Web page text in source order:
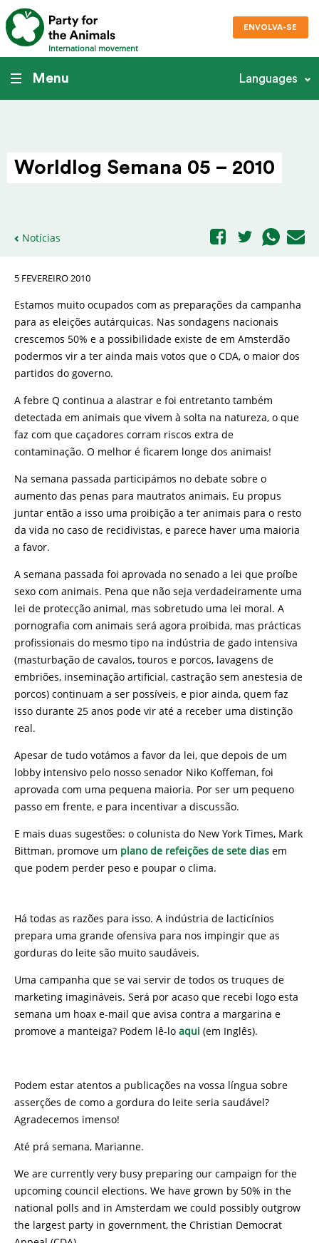
International movement
ENVOLVA-SE
Menu Languages
Worldlog Semana 05 – 2010
Notícias
5 FEVEREIRO 2010
Estamos muito ocupados com as preparações da campanha
para as eleições autárquicas. Nas sondagens nacionais
crescemos 50% e a possibilidade existe de em Amsterdão
podermos vir a ter ainda mais votos que o CDA, o maior dos
partidos do governo.
A febre Q continua a alastrar e foi entretanto também
detectada em animais que vivem à solta na natureza, o que
faz com que caçadores corram riscos extra de
contaminação. O melhor é ficarem longe dos animais!
Na semana passada participámos no debate sobre o
aumento das penas para mautratos animais. Eu propus
juntar então a isso uma proibição a ter animais para o resto
da vida no caso de recidivistas, e parece haver uma maioria
a favor.
A semana passada foi aprovada no senado a lei que proíbe
sexo com animais. Pena que não seja verdadeiramente uma
lei de protecção animal, mas sobretudo uma lei moral. A
pornografia com animais será agora proibida, mas prácticas
profissionais do mesmo tipo na indústria de gado intensiva
(masturbação de cavalos, touros e porcos, lavagens de
embriões, inseminação artificial, castração sem anestesia de
porcos) continuam a ser possíveis, e pior ainda, quem faz
isso durante 25 anos pode vir até a receber uma distinção
real.
Apesar de tudo votámos a favor da lei, que depois de um
lobby intensivo pelo nosso senador Niko Koffeman, foi
aprovada com uma pequena maioria. Por ser um pequeno
passo em frente, e para incentivar a discussão.
E mais duas sugestões: o colunista do New York Times, Mark
Bittman, promove um plano de refeições de sete dias em
que podem perder peso e poupar o clima.
Há todas as razões para isso. A indústria de lacticínios
prepara uma grande ofensiva para nos impingir que as
gorduras do leite são muito saudáveis.
Uma campanha que se vai servir de todos os truques de
marketing imagináveis. Será por acaso que recebi logo esta
semana um hoax e-mail que avisa contra a margarina e
promove a manteiga? Podem lê-lo aqui (em Inglês).
Podem estar atentos a publicações na vossa língua sobre
asserções de como a gordura do leite seria saudável?
Agradecemos imenso!
Até prá semana, Marianne.
We are currently very busy preparing our campaign for the
upcoming council elections. We have grown by 50% in the
national polls and in Amsterdam we could possibly outgrow
the largest party in government, the Christian Democrat